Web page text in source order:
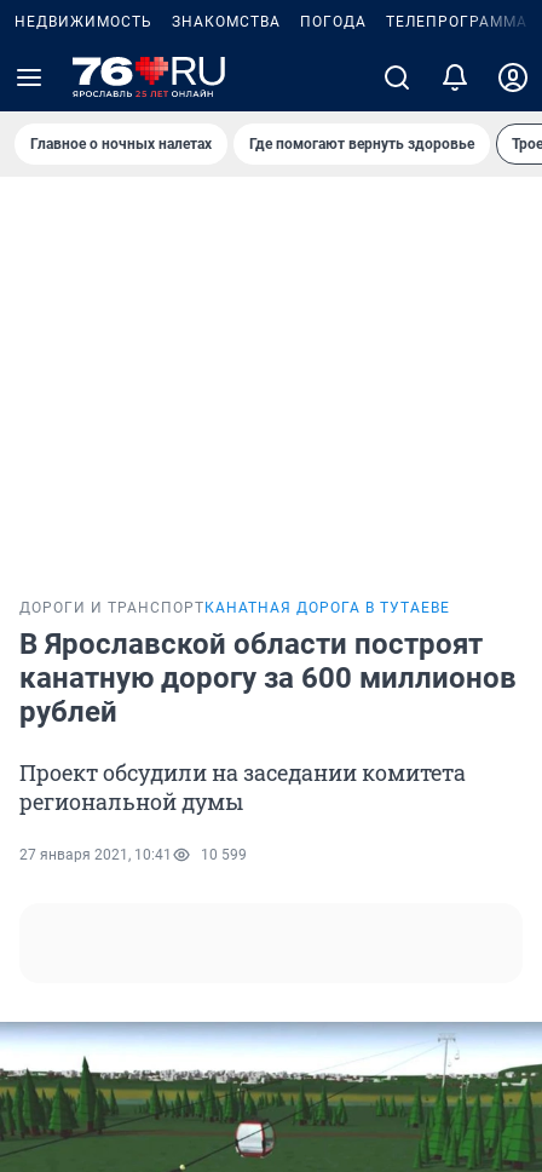
НЕДВИЖИМОСТЬ ЗНАКОМСТВА ПОГОДА ТЕЛЕПРОГРАММА
Главное о ночных налетах Где помогают вернуть здоровье
ДОРОГИ И ТРАНСПОРТ КАНАТНАЯ ДОРОГА В ТУТАЕВЕ
В Ярославской области построят
канатную дорогу за 600 миллионов
рублей
Проект обсудили на заседании комитета
региональной думы
27 января 2021, 10:41 10 599